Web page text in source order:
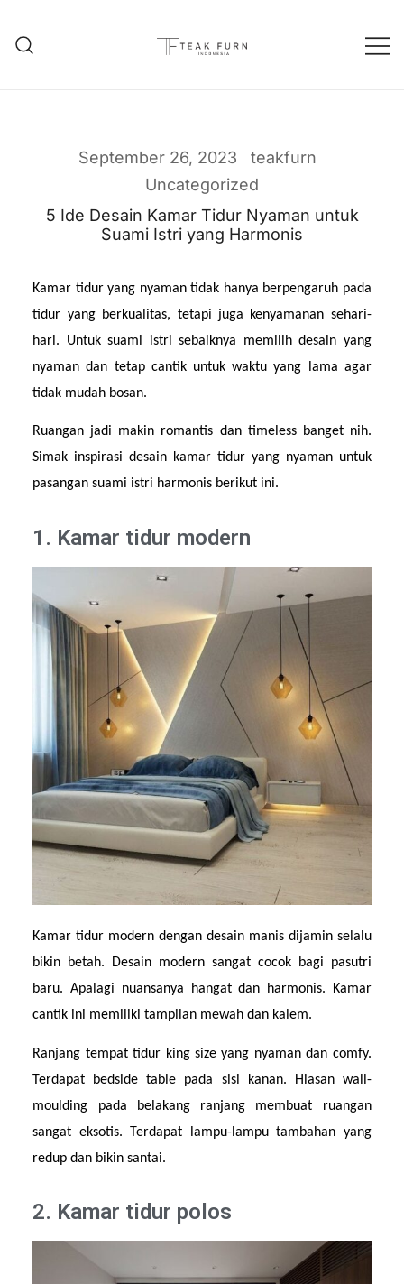
September 26, 2023
teakfurn
Uncategorized
5 Ide Desain Kamar Tidur Nyaman untuk
Suami Istri yang Harmonis
Kamar tidur yang nyaman tidak hanya berpengaruh pada
tidur yang berkualitas, tetapi juga kenyamanan sehari-
hari. Untuk suami istri sebaiknya memilih desain yang
nyaman dan tetap cantik untuk waktu yang lama agar
tidak mudah bosan.
Ruangan jadi makin romantis dan timeless banget nih.
Simak inspirasi desain kamar tidur yang nyaman untuk
pasangan suami istri harmonis berikut ini.
1. Kamar tidur modern
Kamar tidur modern dengan desain manis dijamin selalu
bikin betah. Desain modern sangat cocok bagi pasutri
baru. Apalagi nuansanya hangat dan harmonis. Kamar
cantik ini memiliki tampilan mewah dan kalem.
Ranjang tempat tidur king size yang nyaman dan comfy.
Terdapat bedside table pada sisi kanan. Hiasan wall-
moulding pada belakang ranjang membuat ruangan
sangat eksotis. Terdapat lampu-lampu tambahan yang
redup dan bikin santai.
2. Kamar tidur polos